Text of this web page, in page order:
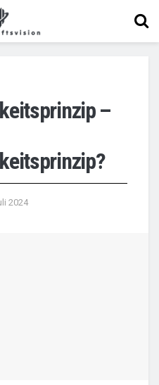
–
2024